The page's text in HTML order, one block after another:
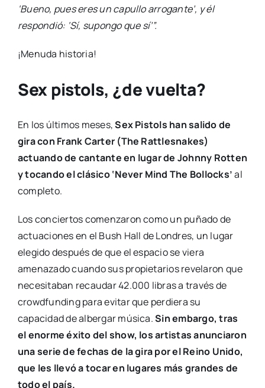
‘Bueno, pues eres un capullo arrogante’, y él
respondió: ‘Sí, supongo que sí’”.
¡Menuda historia!
Sex pistols, ¿de vuelta?
En los últimos meses,Sex Pistols han salido de
gira con Frank Carter (The Rattlesnakes)
actuando de cantante en lugar de Johnny Rotten
y tocando el clásico ‘Never Mind The Bollocks’al
completo.
Los conciertos comenzaron como un puñado de
actuaciones en el Bush Hall de Londres, un lugar
elegido después de que el espacio se viera
amenazado cuando sus propietarios revelaron que
necesitaban recaudar 42.000 libras a través de
crowdfunding para evitar que perdiera su
capacidad de albergar música.Sin embargo, tras
el enorme éxito del show, los artistas anunciaron
una serie de fechas de la gira por el Reino Unido,
que les llevó a tocar en lugares más grandes de
todo el país.